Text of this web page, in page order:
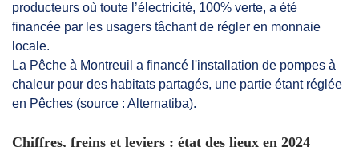
producteurs où toute l’électricité, 100% verte, a été
financée par les usagers tâchant de régler en monnaie
locale.
La Pêche à Montreuil a financé l'installation de pompes à
chaleur pour des habitats partagés, une partie étant réglée
en Pêches (source : Alternatiba).
Chiffres, freins et leviers : état des lieux en 2024